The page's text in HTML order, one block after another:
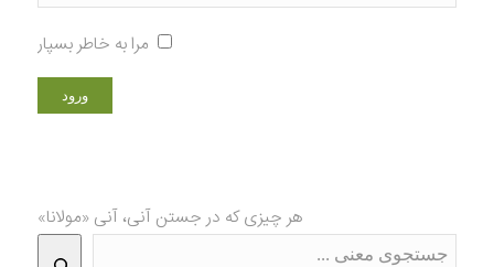
مرا به خاطر بسپار
هر چیزی که در جستن آنی، آنی «مولانا»